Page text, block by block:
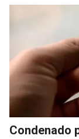
Condenado